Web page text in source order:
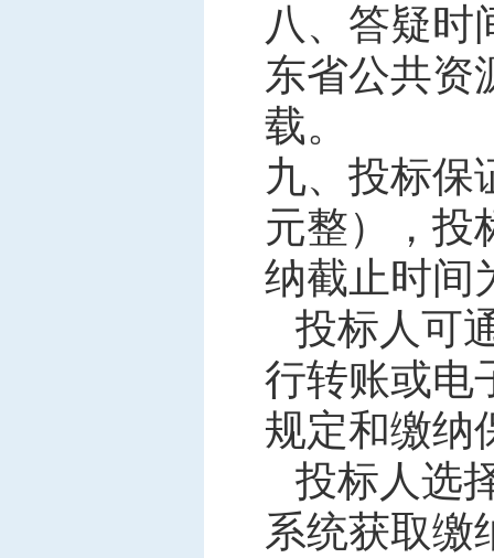
八、答疑时
东省公共资
载。
九、投标保
元整）， 投
纳截止时间
投标人可
行转账或电
规定和缴纳
投标人选
系统获取缴